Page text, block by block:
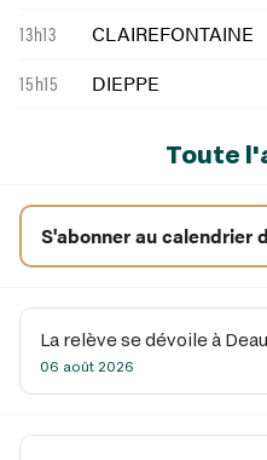
13h13
CLAIREFONTAINE
15h15
DIEPPE
Toute
S'abonner au calendrier
La relève se dévoile à
06 août 2026